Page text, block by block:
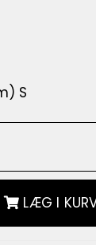
LÆG I